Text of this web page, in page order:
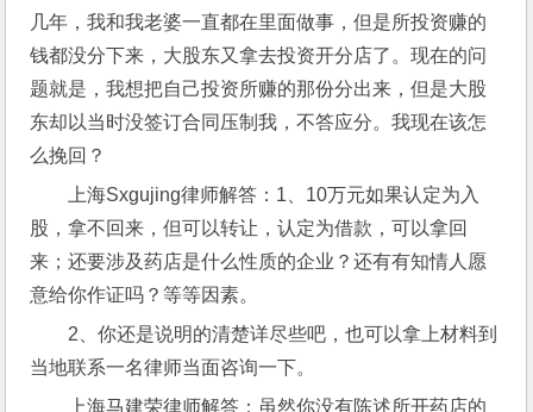
几年，我和我老婆一直都在里面做事，但是所投资赚的
钱都没分下来，大股东又拿去投资开分店了。现在的问
题就是，我想把自己投资所赚的那份分出来，但是大股
东却以当时没签订合同压制我，不答应分。我现在该怎
么挽回？
上海Sxgujing律师解答：1、10万元如果认定为入
股，拿不回来，但可以转让，认定为借款，可以拿回
来；还要涉及药店是什么性质的企业？还有有知情人愿
意给你作证吗？等等因素。
2、你还是说明的清楚详尽些吧，也可以拿上材料到
当地联系一名律师当面咨询一下。
上海马建荣律师解答：虽然你没有陈述所开药店的